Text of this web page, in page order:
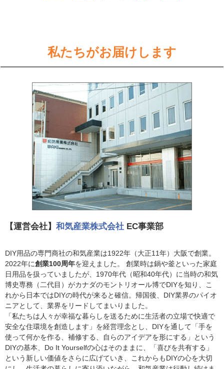
私たちがお届けします
【運営会社】 和気産業株式会社 EC事業部
DIY用品の専門商社の和気産業は1922年（大正11年）大阪で創業。
2022年に創業100周年を迎えました。 創業時は鍋や釜といった家庭
日用品を扱っていましたが、1970年代（昭和40年代）に当時の和気
博史専務（二代目）がカナダのモントリオール博でDIYを知り、こ
れから日本ではDIYの時代が来ると確信。帰国後、DIY業界のパイオ
ニアとして、業界をリードしてまいりました。
「私たちは人々が幸福な暮らしを送るために生活者の立場で快適で
安全な住環境を創造します」を経営理念とし、DIYを通して「手を
使って何かを作る、補修する、自らのアイデアを形にする」という
DIYの基本、Do It Yourselfの心はそのままに、「喜びを共有する」
という新しい価値をさらに広げていき、これからもDIYの心を大切